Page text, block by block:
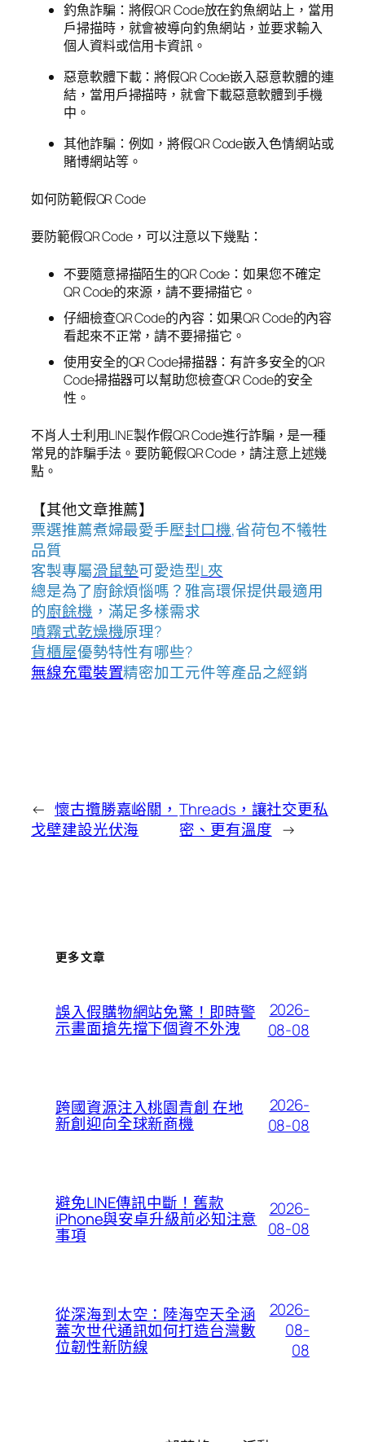
釣魚詐騙：將假QR Code放在釣魚網站上，當用
戶掃描時，就會被導向釣魚網站，並要求輸入
個人資料或信用卡資訊。
惡意軟體下載：將假QR Code嵌入惡意軟體的連
結，當用戶掃描時，就會下載惡意軟體到手機
中。
其他詐騙：例如，將假QR Code嵌入色情網站或
賭博網站等。
如何防範假QR Code
要防範假QR Code，可以注意以下幾點：
不要隨意掃描陌生的QR Code：如果您不確定
QR Code的來源，請不要掃描它。
仔細檢查QR Code的內容：如果QR Code的內容
看起來不正常，請不要掃描它。
使用安全的QR Code掃描器：有許多安全的QR
Code掃描器可以幫助您檢查QR Code的安全
性。
不肖人士利用LINE製作假QR Code進行詐騙，是一種
常見的詐騙手法。要防範假QR Code，請注意上述幾
點。
【其他文章推薦】
票選推薦煮婦最愛手壓封口機,省荷包不犧牲
品質
客製專屬滑鼠墊可愛造型L夾
總是為了廚餘煩惱嗎？雅高環保提供最適用
的廚餘機 ，滿足多樣需求
噴霧式乾燥機原理?
貨櫃屋優勢特性有哪些?
無線充電裝置精密加工元件等產品之經銷
← 懷古攬勝嘉峪關，
戈壁建設光伏海
Threads，讓社交更私
密、更有溫度 →
更多文章
誤入假購物網站免驚！即時警
示畫面搶先擋下個資不外洩
2026-
08-08
跨國資源注入桃園青創 在地
新創迎向全球新商機
2026-
08-08
避免LINE傳訊中斷！舊款
iPhone與安卓升級前必知注意
事項
2026-
08-08
從深海到太空：陸海空天全涵
蓋次世代通訊如何打造台灣數
位韌性新防線
2026-
08-
08